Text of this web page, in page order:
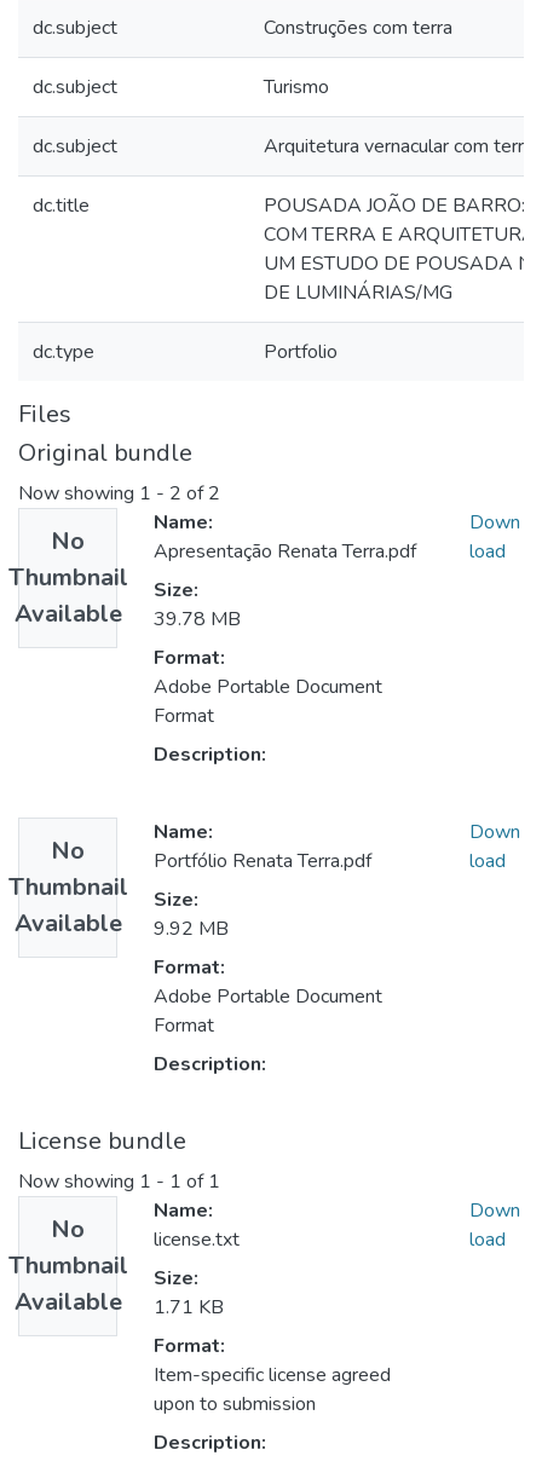
dc.subject Construções com terra
dc.subject Turismo
dc.subject Arquitetura vernacular com terra
dc.title
POUSADA JOÃO DE BARRO:
COM TERRA E ARQUITETURA
UM ESTUDO DE POUSADA
DE LUMINÁRIAS/MG
dc.type Portfolio
Files
Original bundle
Now showing 1 - 2 of 2
No
Thumbnail
Available
Name:
Apresentação Renata Terra.pdf
Size:
39.78 MB
Format:
Adobe Portable Document
Format
Description:
Down
load
No
Thumbnail
Available
Name:
Portfólio Renata Terra.pdf
Size:
9.92 MB
Format:
Adobe Portable Document
Format
Description:
Down
load
License bundle
Now showing 1 - 1 of 1
No
Thumbnail
Available
Name:
license.txt
Size:
1.71 KB
Format:
Item-specific license agreed
upon to submission
Description:
Down
load